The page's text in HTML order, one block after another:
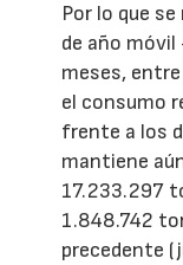
Por lo que
de año
meses,
el consumo
frente a los
mantiene
17.233.297
1.848.742
precedente